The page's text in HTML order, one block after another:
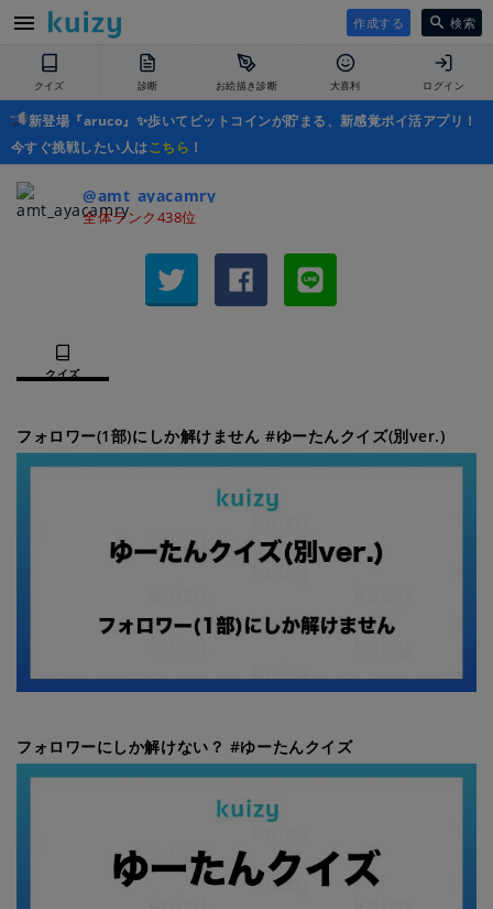
作成する 検索
クイズ 診断 お絵描き診断 大喜利 ログイン
新登場『aruco』✨歩いてビットコインが貯まる、新感覚ポイ活アプリ！
今すぐ挑戦したい人はこちら ！
@amt_ayacamry
全体ランク438位
クイズ
フォロワー(1部)にしか解けません #ゆーたんクイズ(別ver.)
フォロワーにしか解けない？ #ゆーたんクイズ